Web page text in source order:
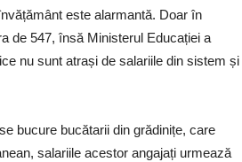
este alarmantă. Doar în
de 547, însă Ministerul Educației a
nu sunt atrași de salariile din sistem și
bucure bucătarii din grădinițe, care
salariile acestor angajați urmează